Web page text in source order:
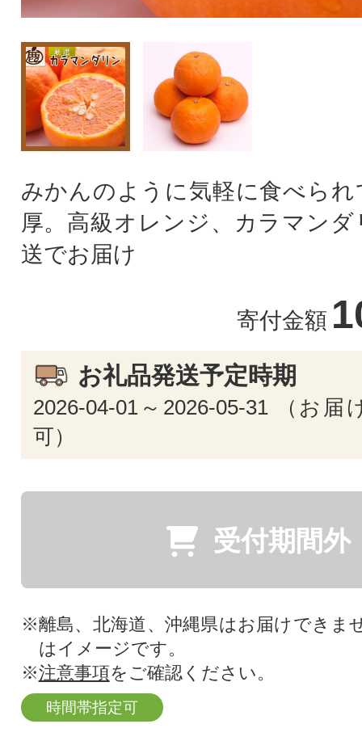
みかんのように気軽に食べられ
厚。高級オレンジ、カラマン
送でお届け
寄付金額
お礼品発送予定時期
2026-04-01～2026-05-31 （お届
可）
受付期間外
※離島、北海道、沖縄県はお届けできま
はイメージです。
※注意事項をご確認ください。
時間帯指定可